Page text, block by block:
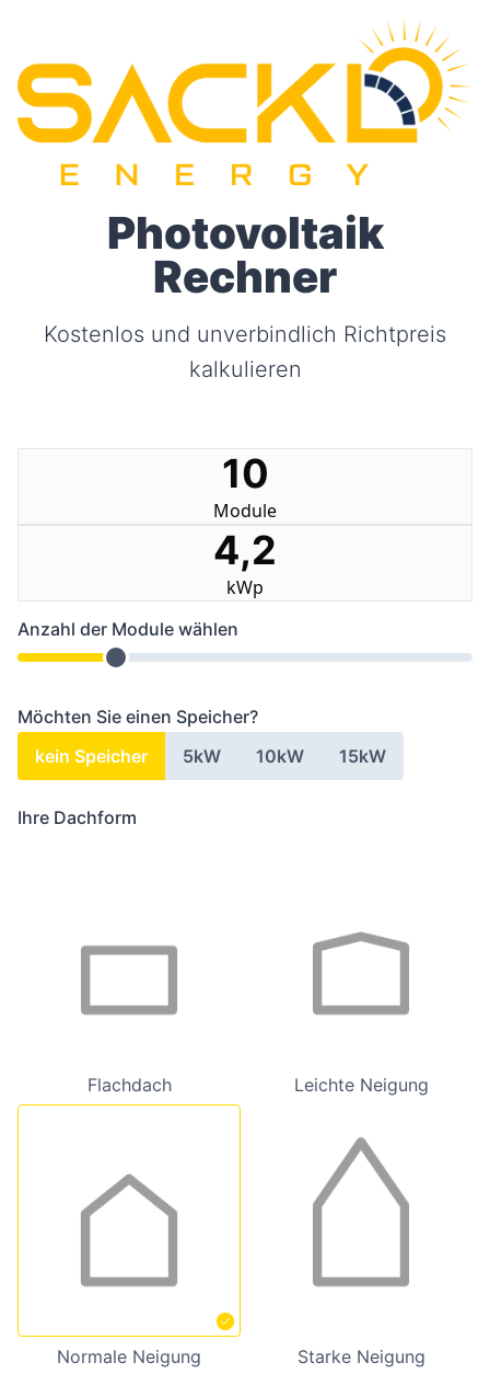
Photovoltaik
Rechner
Kostenlos und unverbindlich Richtpreis
kalkulieren
10
Module
4,2
kWp
Anzahl der Module wählen
Möchten Sie einen Speicher?
kein Speicher
5kW 10kW 15kW
Ihre Dachform
Flachdach Leichte Neigung
Normale Neigung Starke Neigung